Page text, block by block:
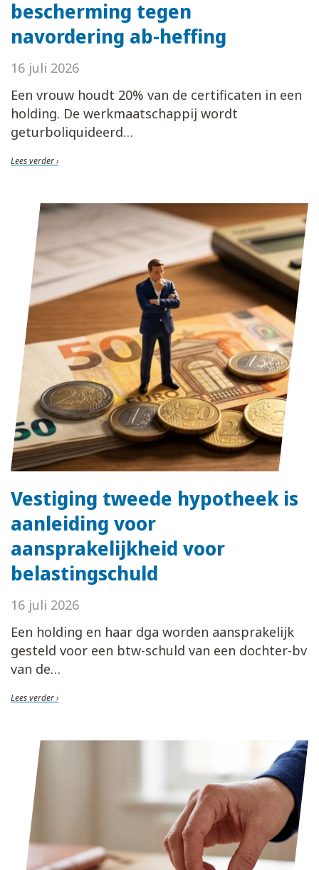
bescherming tegen
navordering ab-heffing
16 juli 2026
Een vrouw houdt 20% van de certificaten in een
holding. De werkmaatschappij wordt
geturboliquideerd
Lees verder ›
Vestiging tweede hypotheek is
aanleiding voor
aansprakelijkheid voor
belastingschuld
16 juli 2026
Een holding en haar dga worden aansprakelijk
gesteld voor een btw-schuld van een dochter-bv
van de
Lees verder ›